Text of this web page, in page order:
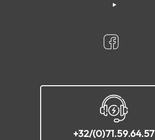
+32/(0)71.59.64.57